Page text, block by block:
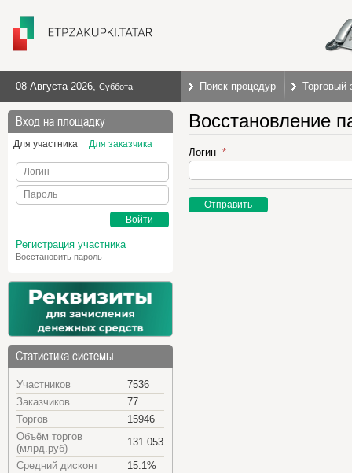
08 Августа 2026, Суббота Поиск процедур Торговый
Вход на площадку
Для участника Для заказчика
Логин
Пароль
Войти
Регистрация участника
Восстановить пароль
Статистика системы
Участников
7536
Заказчиков
77
Торгов
15946
Объём торгов
(млрд.руб)
131.053
Средний дисконт
15.1%
Восстановление
Логин
Отправить